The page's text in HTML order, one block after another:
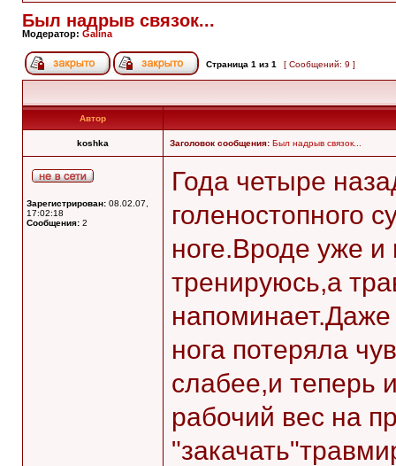
Был надрыв связок...
Модератор: Galina
Страница 1 из 1 [ Сообщений: 9 ]
Автор
koshka Заголовок сообщения: Был надрыв связок...
Зарегистрирован: 08.02.07,
17:02:18
Сообщения: 2
Года четыре
голеностопного
ноге.Вроде уже
тренируюсь,а
напоминает.Даже
нога потеряла
слабее,и теперь
рабочий вес на